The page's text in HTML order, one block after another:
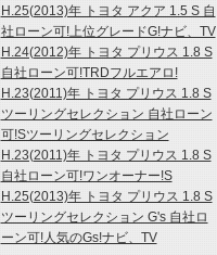
H.25(2013)年 トヨタ アクア 1.5 S 自
社ローン可!上位グレードG!ナビ、TV
H.24(2012)年 トヨタ プリウス 1.8 S
自社ローン可!TRDフルエアロ!
H.23(2011)年 トヨタ プリウス 1.8 S
ツーリングセレクション 自社ローン
可!Sツーリングセレクション
H.23(2011)年 トヨタ プリウス 1.8 S
自社ローン可!ワンオーナー!S
H.25(2013)年 トヨタ プリウス 1.8 S
ツーリングセレクション G's 自社ロ
ーン可!人気のGs!ナビ、TV